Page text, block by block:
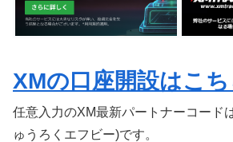
XMの口座開設はこち
任意入力のXM最新パートナーコード
ゅうろくエフビー)です。